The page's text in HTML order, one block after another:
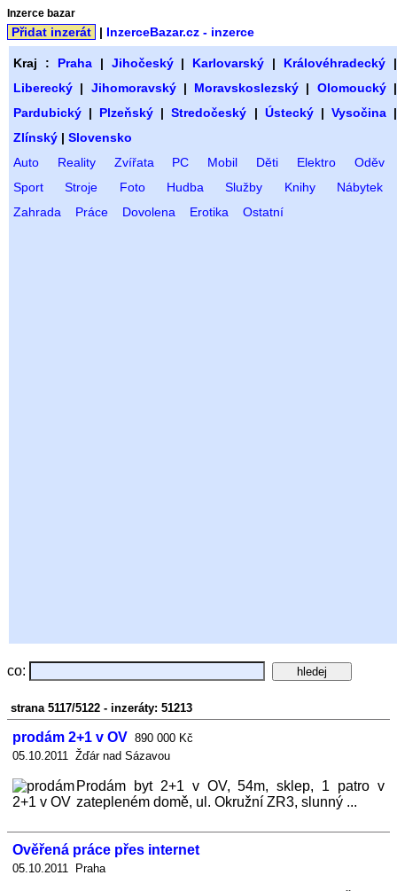
Inzerce bazar
Přidat inzerát | InzerceBazar.cz - inzerce
Kraj : Praha| Jihočeský| Karlovarský | Královéhradecký |
Liberecký | Jihomoravský| Moravskoslezský | Olomoucký|
Pardubický | Plzeňský |Stredočeský | Ústecký| Vysočina|
Zlínský | Slovensko
Auto
Reality Zvířata PC Mobil Děti Elektro
Oděv
Sport
Stroje Foto Hudba Služby Knihy
Nábytek
Zahrada
Práce Dovolena Erotika Ostatní
co:
strana 5117/5122 - inzeráty: 51213
prodám 2+1 v OV 890 000 Kč
05.10.2011 Žďár nad Sázavou
Prodám byt 2+1 v OV, 54m, sklep, 1 patro v
zatepleném domě, ul. Okružní ZR3, slunný ...
Ověřená práce přes internet
05.10.2011 Praha